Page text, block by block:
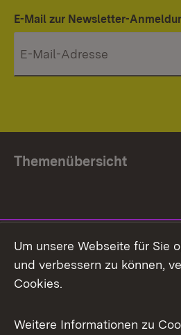
E-Mail zur Newsletter-
Themenübersicht
Facebook
X / Twitter
Um unsere Webseite für Sie
und verbessern zu können,
Cookies.
Weitere Informationen zu